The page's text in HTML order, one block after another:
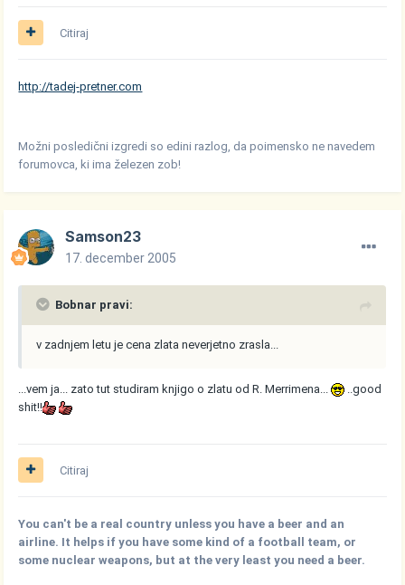
Citiraj
http://tadej-pretner.com
Možni posledični izgredi so edini razlog, da poimensko ne navedem
forumovca, ki ima železen zob!
Samson23
17. december 2005
Bobnar pravi:
v zadnjem letu je cena zlata neverjetno zrasla...
...vem ja... zato tut studiram knjigo o zlatu od R. Merrimena...
..good
shit!!
Citiraj
You can't be a real country unless you have a beer and an
airline. It helps if you have some kind of a football team, or
some nuclear weapons, but at the very least you need a beer.